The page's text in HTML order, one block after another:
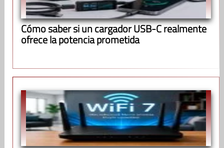
Cómo saber si un cargador USB-C realmente
ofrece la potencia prometida